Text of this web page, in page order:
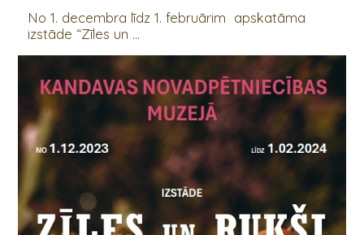
No 1. decembra līdz 1. februārim apskatāma
izstāde “Zīles un ...